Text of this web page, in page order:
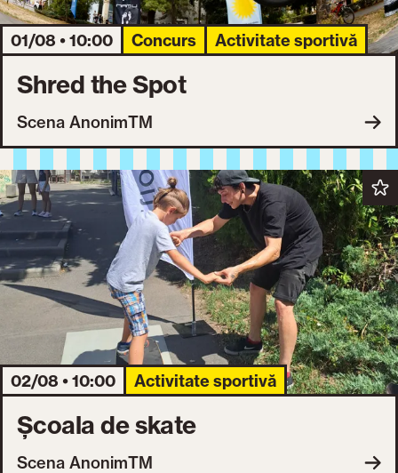
01/08 • 10:00 Concurs Activitate sportivă
Shred the Spot
Scena AnonimTM
02/08 • 10:00 Activitate sportivă
Școala de skate
Scena AnonimTM